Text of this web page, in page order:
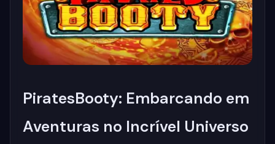
PiratesBooty: Embarcando em
Aventuras no Incrível Universo